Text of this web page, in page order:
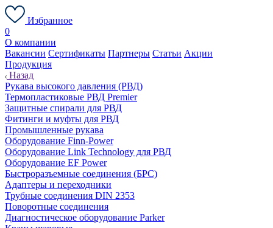
Избранное
0
О компании
Вакансии Сертификаты Партнеры Статьи Акции
Продукция
Назад
Рукава высокого давления (РВД)
Термопластиковые РВД Premier
Защитные спирали для РВД
Фитинги и муфты для РВД
Промышленные рукава
Оборудование Finn-Power
Оборудование Link Technology для РВД
Оборудование EF Power
Быстроразъемные соединения (БРС)
Адаптеры и переходники
Трубные соединения DIN 2353
Поворотные соединения
Диагностическое оборудование Parker